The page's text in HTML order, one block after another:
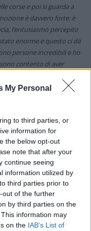
My Personal
to third parties, or
information for
the below opt-out
note that after your
continue seeing
information utilized by
third parties prior to
out of the further
by third parties on the
information may
on the IAB’s List of
corse e poi si guarda a
è davvero forte: è
l’entusiasmo percepito
enorme e questo ci dà
persone incredibili e ho
contento di aver
per rappresentare il
alle prime armi si
perchè non tenerli
avere umiltà e